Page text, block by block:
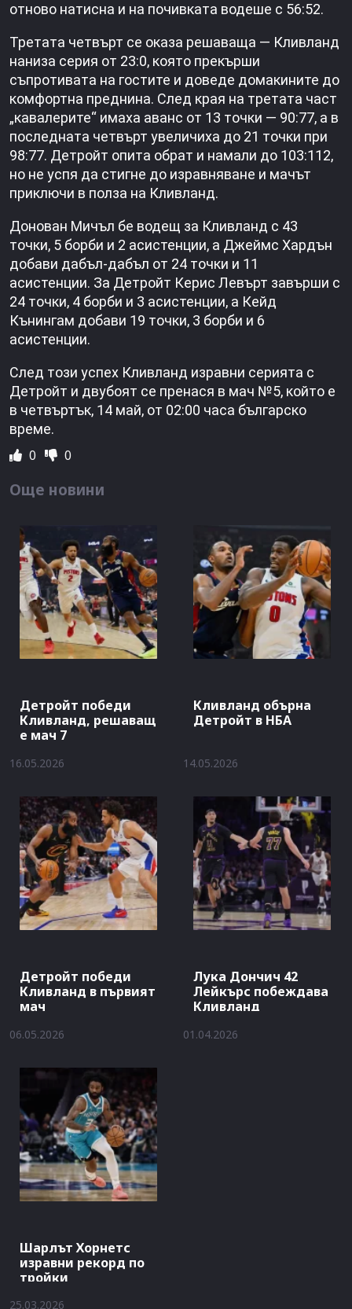
отново натисна и на почивката водеше с 56:52.
Третата четвърт се оказа решаваща — Кливланд
наниза серия от 23:0, която прекърши
съпротивата на гостите и доведе домакините до
комфортна преднина. След края на третата част
„кавалерите“ имаха аванс от 13 точки — 90:77, а в
последната четвърт увеличиха до 21 точки при
98:77. Детройт опита обрат и намали до 103:112,
но не успя да стигне до изравняване и мачът
приключи в полза на Кливланд.
Донован Мичъл бе водещ за Кливланд с 43
точки, 5 борби и 2 асистенции, а Джеймс Хардън
добави дабъл-дабъл от 24 точки и 11
асистенции. За Детройт Керис Левърт завърши с
24 точки, 4 борби и 3 асистенции, а Кейд
Кънингам добави 19 точки, 3 борби и 6
асистенции.
След този успех Кливланд изравни серията с
Детройт и двубоят се пренася в мач №5, който е
в четвъртък, 14 май, от 02:00 часа българско
време.
0 0
Още новини
Детройт победи
Кливланд, решаващ
е мач 7
16.05.2026
Кливланд обърна
Детройт в НБА
14.05.2026
Детройт победи
Кливланд в първият
мач
06.05.2026
Лука Дончич 42
Лейкърс побеждава
Кливланд
01.04.2026
Шарлът Хорнетс
изравни рекорд по
тройки
25.03.2026